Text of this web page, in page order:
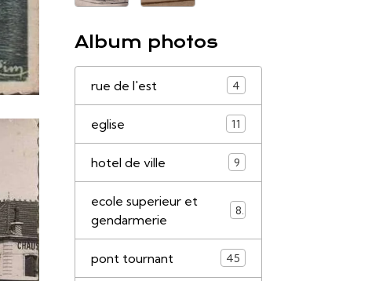
Album photos
rue de l'est 4
eglise 11
hotel de ville 9
ecole superieur et
gendarmerie
8
pont tournant 45